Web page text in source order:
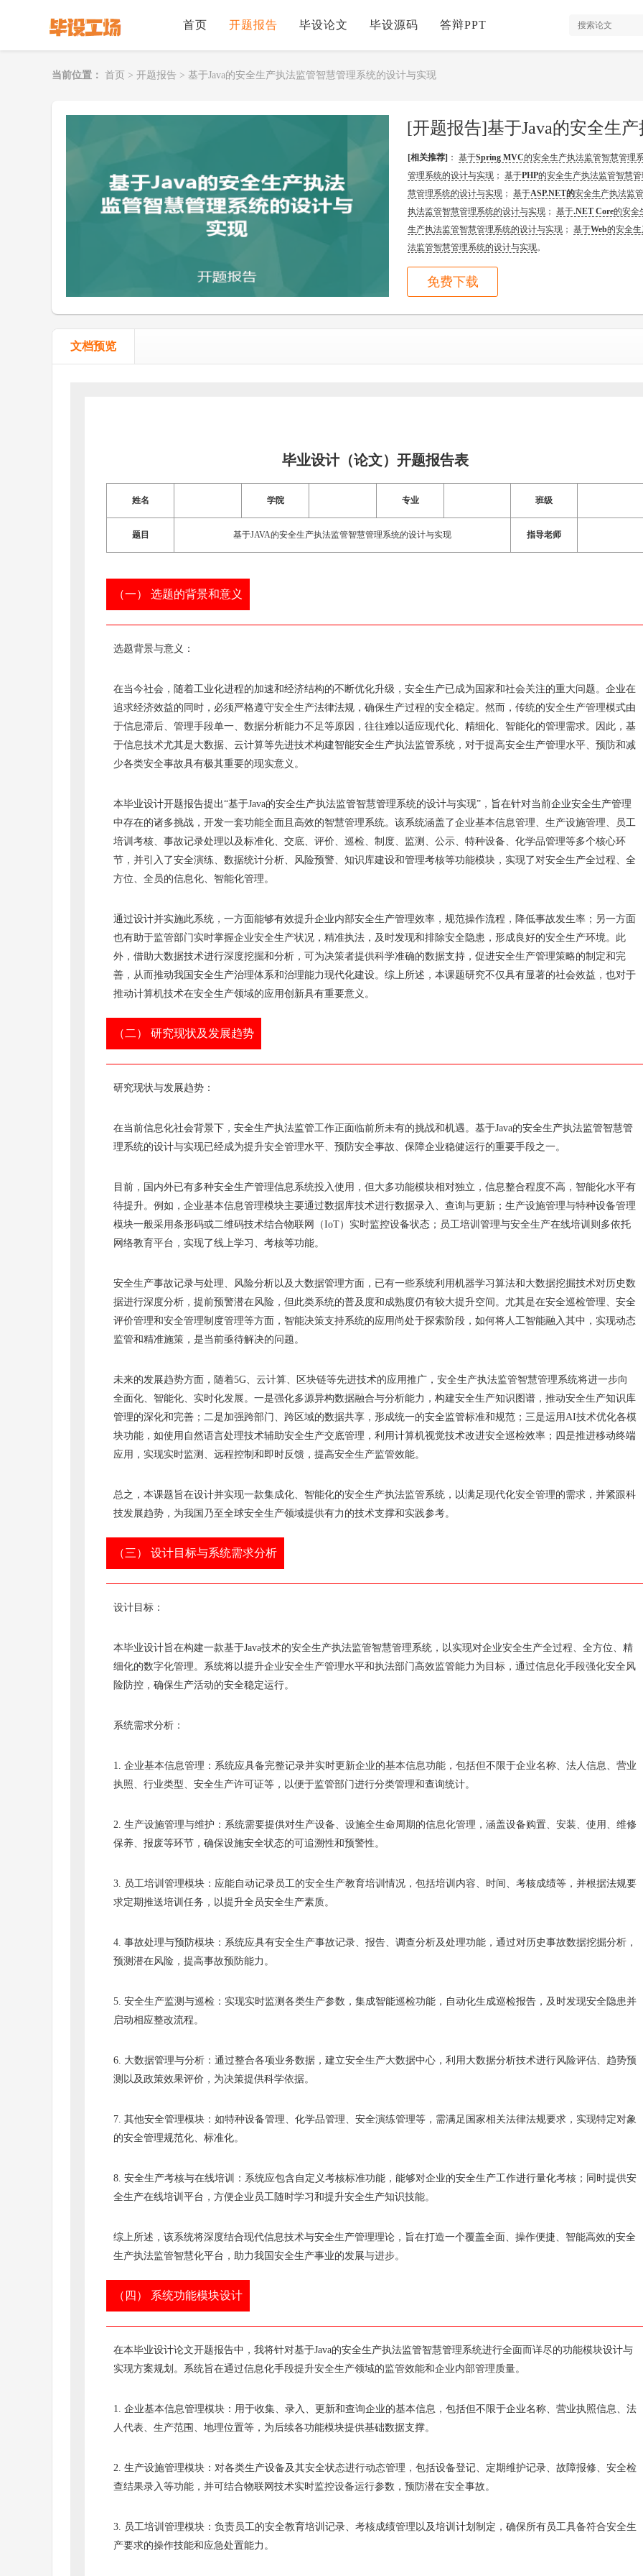
首页 开题报告 毕设论文 毕设源码 答辩PPT
当前位置： 首页 > 开题报告 > 基于Java的安全生产执法监管智慧管理系统的设计与实现
[相关推荐] ： 基于Spring MVC的安全生产执法监管智慧管理
管理系统的设计与实现 ； 基于PHP的安全生产执法监管智慧
慧管理系统的设计与实现 ； 基于ASP.NET的安全生产执法监
执法监管智慧管理系统的设计与实现 ； 基于.NET Core的安全
生产执法监管智慧管理系统的设计与实现 ； 基于Web的安全
法监管智慧管理系统的设计与实现。
免费下载
文档预览
毕业设计（论文）开题报告表
姓名 学院 专业 班级
题目 基于JAVA的安全生产执法监管智慧管理系统的设计与实现 指导老师
（一） 选题的背景和意义
选题背景与意义：
在当今社会，随着工业化进程的加速和经济结构的不断优化升级，安全生产已成为国家和社会关注的重大问题。企业在
追求经济效益的同时，必须严格遵守安全生产法律法规，确保生产过程的安全稳定。然而，传统的安全生产管理模式由
于信息滞后、管理手段单一、数据分析能力不足等原因，往往难以适应现代化、精细化、智能化的管理需求。因此，基
于信息技术尤其是大数据、云计算等先进技术构建智能安全生产执法监管系统，对于提高安全生产管理水平、预防和减
少各类安全事故具有极其重要的现实意义。
本毕业设计开题报告提出“基于Java的安全生产执法监管智慧管理系统的设计与实现”，旨在针对当前企业安全生产管理
中存在的诸多挑战，开发一套功能全面且高效的智慧管理系统。该系统涵盖了企业基本信息管理、生产设施管理、员工
培训考核、事故记录处理以及标准化、交底、评价、巡检、制度、监测、公示、特种设备、化学品管理等多个核心环
节，并引入了安全演练、数据统计分析、风险预警、知识库建设和管理考核等功能模块，实现了对安全生产全过程、全
方位、全员的信息化、智能化管理。
通过设计并实施此系统，一方面能够有效提升企业内部安全生产管理效率，规范操作流程，降低事故发生率；另一方面
也有助于监管部门实时掌握企业安全生产状况，精准执法，及时发现和排除安全隐患，形成良好的安全生产环境。此
外，借助大数据技术进行深度挖掘和分析，可为决策者提供科学准确的数据支持，促进安全生产管理策略的制定和完
善，从而推动我国安全生产治理体系和治理能力现代化建设。综上所述，本课题研究不仅具有显著的社会效益，也对于
推动计算机技术在安全生产领域的应用创新具有重要意义。
（二） 研究现状及发展趋势
研究现状与发展趋势：
在当前信息化社会背景下，安全生产执法监管工作正面临前所未有的挑战和机遇。基于Java的安全生产执法监管智慧管
理系统的设计与实现已经成为提升安全管理水平、预防安全事故、保障企业稳健运行的重要手段之一。
目前，国内外已有多种安全生产管理信息系统投入使用，但大多功能模块相对独立，信息整合程度不高，智能化水平有
待提升。例如，企业基本信息管理模块主要通过数据库技术进行数据录入、查询与更新；生产设施管理与特种设备管理
模块一般采用条形码或二维码技术结合物联网（IoT）实时监控设备状态；员工培训管理与安全生产在线培训则多依托
网络教育平台，实现了线上学习、考核等功能。
安全生产事故记录与处理、风险分析以及大数据管理方面，已有一些系统利用机器学习算法和大数据挖掘技术对历史数
据进行深度分析，提前预警潜在风险，但此类系统的普及度和成熟度仍有较大提升空间。尤其是在安全巡检管理、安全
评价管理和安全管理制度管理等方面，智能决策支持系统的应用尚处于探索阶段，如何将人工智能融入其中，实现动态
监管和精准施策，是当前亟待解决的问题。
未来的发展趋势方面，随着5G、云计算、区块链等先进技术的应用推广，安全生产执法监管智慧管理系统将进一步向
全面化、智能化、实时化发展。一是强化多源异构数据融合与分析能力，构建安全生产知识图谱，推动安全生产知识库
管理的深化和完善；二是加强跨部门、跨区域的数据共享，形成统一的安全监管标准和规范；三是运用AI技术优化各模
块功能，如使用自然语言处理技术辅助安全生产交底管理，利用计算机视觉技术改进安全巡检效率；四是推进移动终端
应用，实现实时监测、远程控制和即时反馈，提高安全生产监管效能。
总之，本课题旨在设计并实现一款集成化、智能化的安全生产执法监管系统，以满足现代化安全管理的需求，并紧跟科
技发展趋势，为我国乃至全球安全生产领域提供有力的技术支撑和实践参考。
（三） 设计目标与系统需求分析
设计目标：
本毕业设计旨在构建一款基于Java技术的安全生产执法监管智慧管理系统，以实现对企业安全生产全过程、全方位、精
细化的数字化管理。系统将以提升企业安全生产管理水平和执法部门高效监管能力为目标，通过信息化手段强化安全风
险防控，确保生产活动的安全稳定运行。
系统需求分析：
1. 企业基本信息管理：系统应具备完整记录并实时更新企业的基本信息功能，包括但不限于企业名称、法人信息、营业
执照、行业类型、安全生产许可证等，以便于监管部门进行分类管理和查询统计。
2. 生产设施管理与维护：系统需要提供对生产设备、设施全生命周期的信息化管理，涵盖设备购置、安装、使用、维修
保养、报废等环节，确保设施安全状态的可追溯性和预警性。
3. 员工培训管理模块：应能自动记录员工的安全生产教育培训情况，包括培训内容、时间、考核成绩等，并根据法规要
求定期推送培训任务，以提升全员安全生产素质。
4. 事故处理与预防模块：系统应具有安全生产事故记录、报告、调查分析及处理功能，通过对历史事故数据挖掘分析，
预测潜在风险，提高事故预防能力。
5. 安全生产监测与巡检：实现实时监测各类生产参数，集成智能巡检功能，自动化生成巡检报告，及时发现安全隐患并
启动相应整改流程。
6. 大数据管理与分析：通过整合各项业务数据，建立安全生产大数据中心，利用大数据分析技术进行风险评估、趋势预
测以及政策效果评价，为决策提供科学依据。
7. 其他安全管理模块：如特种设备管理、化学品管理、安全演练管理等，需满足国家相关法律法规要求，实现特定对象
的安全管理规范化、标准化。
8. 安全生产考核与在线培训：系统应包含自定义考核标准功能，能够对企业的安全生产工作进行量化考核；同时提供安
全生产在线培训平台，方便企业员工随时学习和提升安全生产知识技能。
综上所述，该系统将深度结合现代信息技术与安全生产管理理论，旨在打造一个覆盖全面、操作便捷、智能高效的安全
生产执法监管智慧化平台，助力我国安全生产事业的发展与进步。
（四） 系统功能模块设计
在本毕业设计论文开题报告中，我将针对基于Java的安全生产执法监管智慧管理系统进行全面而详尽的功能模块设计与
实现方案规划。系统旨在通过信息化手段提升安全生产领域的监管效能和企业内部管理质量。
1. 企业基本信息管理模块：用于收集、录入、更新和查询企业的基本信息，包括但不限于企业名称、营业执照信息、法
人代表、生产范围、地理位置等，为后续各功能模块提供基础数据支撑。
2. 生产设施管理模块：对各类生产设备及其安全状态进行动态管理，包括设备登记、定期维护记录、故障报修、安全检
查结果录入等功能，并可结合物联网技术实时监控设备运行参数，预防潜在安全事故。
3. 员工培训管理模块：负责员工的安全教育培训记录、考核成绩管理以及培训计划制定，确保所有员工具备符合安全生
产要求的操作技能和应急处置能力。